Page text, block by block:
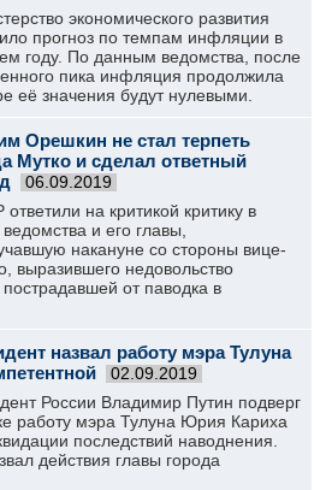
экономического развития
прогноз по темпам инфляции в
году. По данным ведомства, после
пика инфляция продолжила
её значения будут нулевыми.
Орешкин не стал терпеть
Мутко и сделал ответный
06.09.2019
на критикой критику в
и его главы,
накануне со стороны вице-
выразившего недовольство
от паводка в
назвал работу мэра Тулуна
02.09.2019
России Владимир Путин подверг
работу мэра Тулуна Юрия Кариха
последствий наводнения.
действия главы города